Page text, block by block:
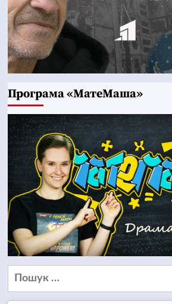
Програма «МатеМаша»
Пошук: